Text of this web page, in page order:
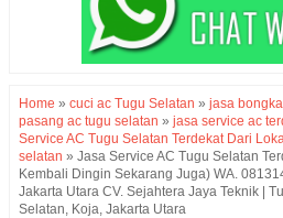
Home » cuci ac Tugu Selatan » jasa
pasang ac tugu selatan » jasa service ac
Service AC Tugu Selatan Terdekat Dari
selatan » Jasa Service AC Tugu Selatan
Kembali Dingin Sekarang Juga) WA.
Jakarta Utara CV. Sejahtera Jaya Teknik |
Selatan, Koja, Jakarta Utara